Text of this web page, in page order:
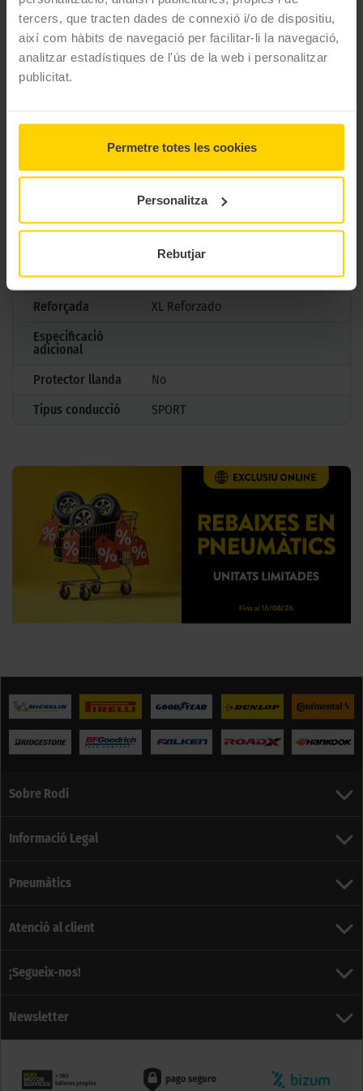
tercers, que tracten dades de connexió i/o de dispositiu,
així com hàbits de navegació per facilitar-li la navegació,
analitzar estadístiques de l'ús de la web i personalitzar
publicitat.
Permetre totes les cookies
Personalitza
Rebutjar
CARACTERÍSTIQUES TÈCNIQUES
Marca
Pirelli
Mesures
275/35 R19 100 Y
Estiu
BMW
Tipus antipunxades
Runflat
Reforçada
XL Reforzado
Especificació
adicional
Protector llanda
No
Tipus conducció
SPORT
Sobre Rodi
Informació Legal
Pneumàtics
Atenció al client
¡Segueix-nos!
Newsletter